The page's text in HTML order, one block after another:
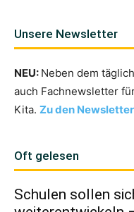
Unsere Newsletter
NEU: Neben dem
auch Fachnewsletter
Kita. Zu den
Oft gelesen
Schulen sollen